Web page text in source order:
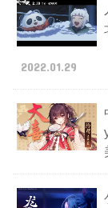
2022.01.29